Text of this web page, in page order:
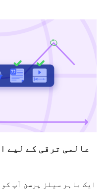
عالمی ترقی کے لیے
ایک ماہر سیلز پرسن آپ